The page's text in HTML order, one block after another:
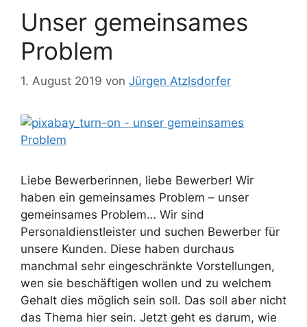
Unser gemeinsames
Problem
1. August 2019 von Jürgen Atzlsdorfer
Liebe Bewerberinnen, liebe Bewerber! Wir
haben ein gemeinsames Problem – unser
gemeinsames Problem… Wir sind
Personaldienstleister und suchen Bewerber für
unsere Kunden. Diese haben durchaus
manchmal sehr eingeschränkte Vorstellungen,
wen sie beschäftigen wollen und zu welchem
Gehalt dies möglich sein soll. Das soll aber nicht
das Thema hier sein. Jetzt geht es darum, wie